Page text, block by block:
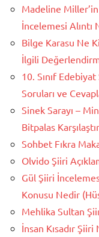
Madeline
İncelemesi Alıntı
Bilge Karasu Ne
İlgili
10. Sınıf
Soruları ve
Sinek Sarayı –
Bitpalas
Sohbet Fıkra
Olvido Şiiri
Gül Şiiri
Konusu Nedir
Mehlika Sultan
İnsan Kısadır